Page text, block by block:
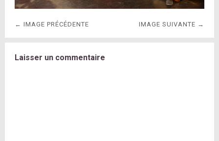
← IMAGE PRÉCÉDENTE IMAGE SUIVANTE →
Laisser un commentaire